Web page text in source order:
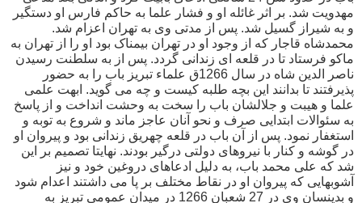
مهدویت شد. بر اثر غائله او و فشار علما به حاکم فارس او دستگیر
و به شیراز گسیل شد. پس از مدتی وی به تهران اعزام شد.
محمدشاه قاجار که از وجود او در تهران بیمناک بود او را از تهران به
ماکو فرستاد تا در قلعه ای زندانی گردد. پس از به سلطنت رسیدن
ناصر الدین شاه در سال 1266ق علماء تبریز باب را به حضور
پذیرفتند تا بدانند این بچه طلبه کیست و چه می گوید. ابهت علمی
علما و هیبت و جلالشان باب را سخت به وحشت انداخت و از پاسخ
به سئوالات ابتدایی صرف و نحو آنان عاجز ماند و شروع به توبه و
استغفار نمود. پس از آن باب در قلعه چهریق زندانی بود و پیروان او
در گوشه و کنار با نیروهای دولتی درگیر بودند. نهایتا تصمیم بر این
شد که علی محمد باب، به دلیل ادعاهای دروغین خود و نیز
آشوبهایی که پیروان او در نقاط مختلف بر پا می داشتند اعدام شود
و بدینسان وی در 27 شعبان 1266 در میدان عمومی تبریز به